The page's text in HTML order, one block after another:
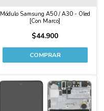
Módulo Samsung A50 / A30 - Oled
[Con Marco]
$44.900